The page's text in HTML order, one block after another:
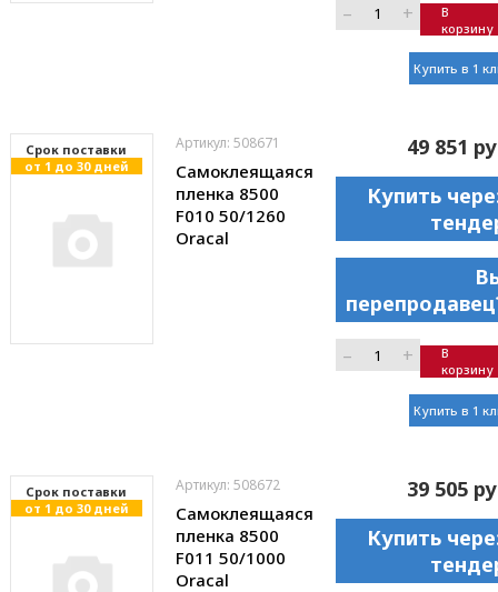
– +
В
корзину
Купить в 1
Cрок поставки
от 1 до 30 дней
Артикул: 508671
Самоклеящаяся
пленка 8500
F010 50/1260
Oracal
49 851
Купить
– +
В
корзину
Купить в 1
Cрок поставки
от 1 до 30 дней
Артикул: 508672
Самоклеящаяся
пленка 8500
F011 50/1000
Oracal
39 505
Купить